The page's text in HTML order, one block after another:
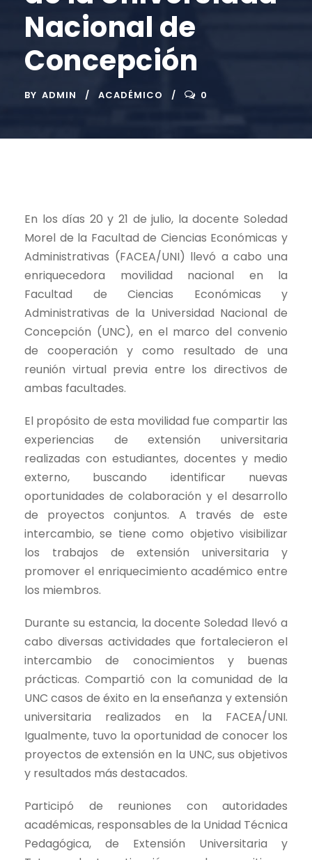
Nacional de
Concepción
BY ADMIN ACADÉMICO 0
En los días 20 y 21 de julio, la docente Soledad
Morel de la Facultad de Ciencias Económicas y
Administrativas (FACEA/UNI) llevó a cabo una
enriquecedora movilidad nacional en la
Facultad de Ciencias Económicas y
Administrativas de la Universidad Nacional de
Concepción (UNC), en el marco del convenio
de cooperación y como resultado de una
reunión virtual previa entre los directivos de
ambas facultades.
El propósito de esta movilidad fue compartir las
experiencias de extensión universitaria
realizadas con estudiantes, docentes y medio
externo, buscando identificar nuevas
oportunidades de colaboración y el desarrollo
de proyectos conjuntos. A través de este
intercambio, se tiene como objetivo visibilizar
los trabajos de extensión universitaria y
promover el enriquecimiento académico entre
los miembros.
Durante su estancia, la docente Soledad llevó a
cabo diversas actividades que fortalecieron el
intercambio de conocimientos y buenas
prácticas. Compartió con la comunidad de la
UNC casos de éxito en la enseñanza y extensión
universitaria realizados en la FACEA/UNI.
Igualmente, tuvo la oportunidad de conocer los
proyectos de extensión en la UNC, sus objetivos
y resultados más destacados.
Participó de reuniones con autoridades
académicas, responsables de la Unidad Técnica
Pedagógica, de Extensión Universitaria y